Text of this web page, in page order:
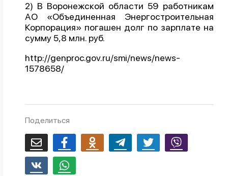
2) В Воронежской области 59 работникам
АО «Объединенная Энергостроительная
Корпорация» погашен долг по зарплате на
сумму 5,8 млн. руб.
http://genproc.gov.ru/smi/news/news-
1578658/
Поделиться